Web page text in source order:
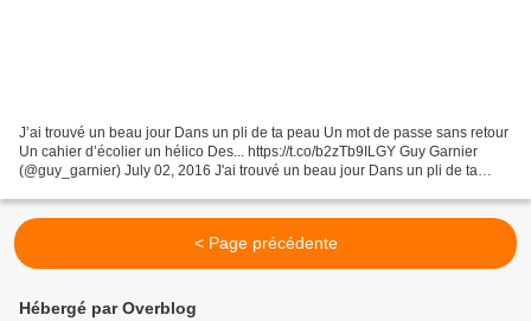
J’ai trouvé un beau jour Dans un pli de ta peau Un mot de passe sans retour
Un cahier d’écolier un hélico Des... https://t.co/b2zTb9ILGY Guy Garnier
(@guy_garnier) July 02, 2016 J'ai trouvé un beau jour Dans un pli de ta
< Page précédente
Hébergé par Overblog